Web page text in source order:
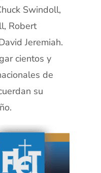
Swindoll,
Robert
Jeremiah.
cientos y
de
su